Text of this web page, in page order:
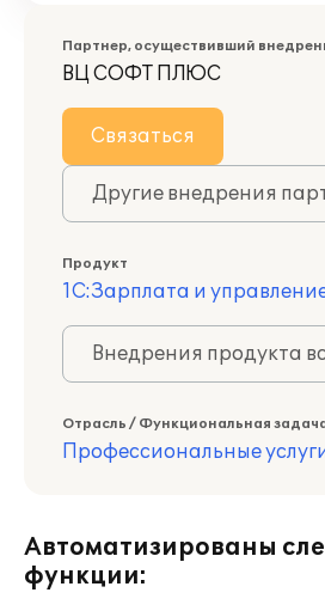
Партнер, осуществивший
ВЦ СОФТ ПЛЮС
Связаться
Другие внедрения
Продукт
1С:Зарплата и
Внедрения продукта
Отрасль / Функциональная
Профессиональные
Автоматизированы
функции: